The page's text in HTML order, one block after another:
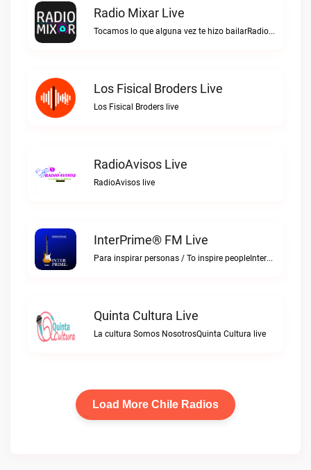
Radio Mixar Live
Tocamos lo que alguna vez te hizo bailarRadio Mixar live
Los Fisical Broders Live
Los Fisical Broders live
RadioAvisos Live
RadioAvisos live
InterPrime® FM Live
Para inspirar personas / To inspire peopleInterPrime® FM live
Quinta Cultura Live
La cultura Somos NosotrosQuinta Cultura live
Load More Chile Radios